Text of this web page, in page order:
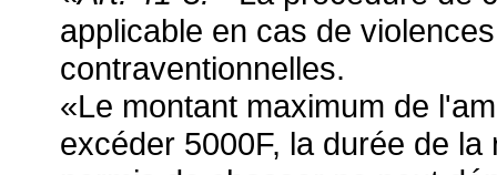
applicable en cas de
contraventionnelles.
«Le montant maximum de
excéder 5000F, la durée de